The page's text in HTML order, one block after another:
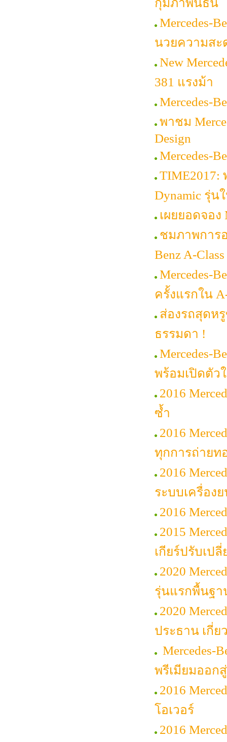
กุมภาพันธ์นี้
Mercedes-
นวยความสะ
New
381 แรงม้า
Mercedes-
พาชม
Design
Mercedes-
TIME2017:
Dynamic รุ่น
เผยยอดจอง
ชมภาพการ
Benz A-
Mercedes-
ครั้งแรกใน
ส่องรถสุดห
ธรรมดา !
Mercedes-
พร้อมเปิดตัว
2016
ซ้ำ
2016
ทุกการถ่ายท
2016
ระบบเครื่อง
2016
2015
เกียร์ปรับเป
2020
รุ่นแรกพื้นฐา
2020
ประธาน เกี่ย
Mercedes-
พรีเมียมออก
2016
โอเวอร์
2016